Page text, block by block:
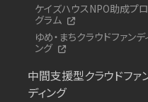
ケイズハウスNPO助成プロ
グラム
ゆめ・まちクラウドファンデ
ング
中間支援型クラウドファ
ディング